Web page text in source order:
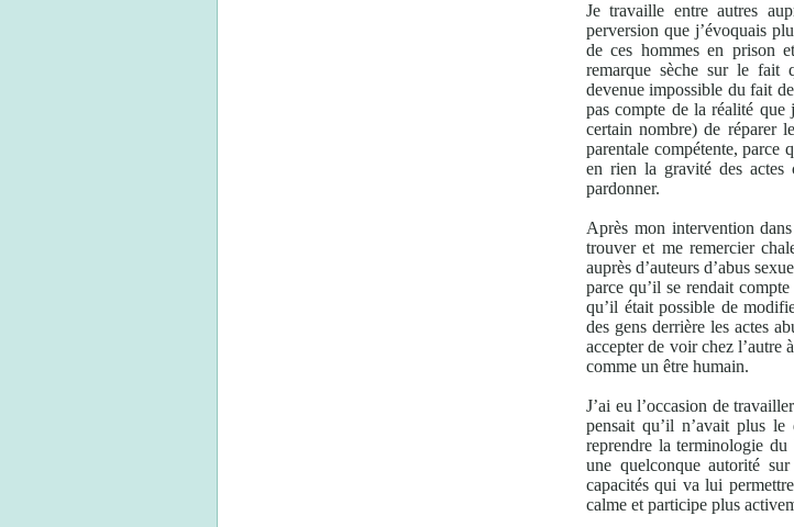
Je travaille entre autres
perversion que j’évoquais
de ces hommes en prison
remarque sèche sur le fait
devenue impossible du fait
pas compte de la réalité que
certain nombre) de réparer
parentale compétente, parce
en rien la gravité des actes
pardonner.
Après mon intervention
trouver et me remercier
auprès d’auteurs d’abus
parce qu’il se rendait
qu’il était possible de
des gens derrière les actes
accepter de voir chez l’autre
comme un être humain.
J’ai eu l’occasion de
pensait qu’il n’avait plus
reprendre la terminologie
une quelconque autorité sur
capacités qui va lui
calme et participe plus